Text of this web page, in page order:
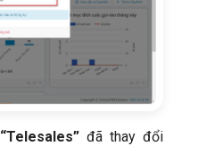
“Telesales”đã thay đổi